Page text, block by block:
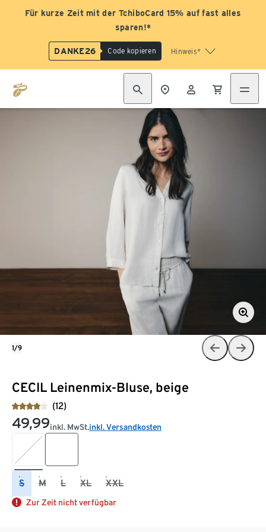
Für kurze Zeit mit der TchiboCard 15% auf fast alles
sparen!*
DANKE26 Code kopieren Hinweis*
CECIL Leinenmix-Bluse, beige
(12)
49,99inkl. MwSt.inkl. Versandkosten
S M L XL XXL
Zur Zeit nicht verfügbar
1/9